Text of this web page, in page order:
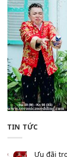
TIN TỨC
Ưu đãi